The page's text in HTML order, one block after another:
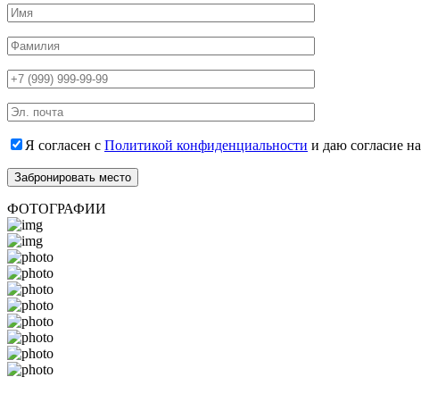
Я согласен с Политикой конфиденциальности и даю согласие на
ФОТОГРАФИИ